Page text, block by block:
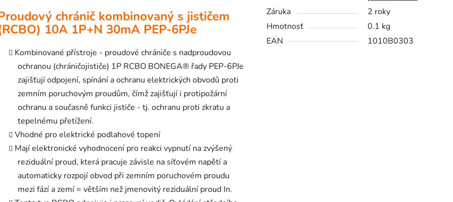
chránič kombinovaný s jističem
10A 1P+N 30mA PEP-6PJe
Kombinované přístroje - proudové chrániče s nadproudovou
ochranou (chráničojističe) 1P RCBO BONEGA® řady PEP-6PJe
zajišťují odpojení, spínání a ochranu elektrických obvodů proti
zemním poruchovým proudům, čímž zajišťují i protipožární
ochranu a současně funkci jističe - tj. ochranu proti zkratu a
tepelnému přetížení.
Vhodné pro elektrické podlahové topení
Mají elektronické vyhodnocení pro reakci vypnutí na zvýšený
reziduální proud, která pracuje závisle na síťovém napětí a
automaticky rozpojí obvod při zemním poruchovém proudu
mezi fází a zemí = větším než jmenovitý reziduální proud In.
Záruka
2 roky
Hmotnosť
0.1 kg
EAN
1010B0303